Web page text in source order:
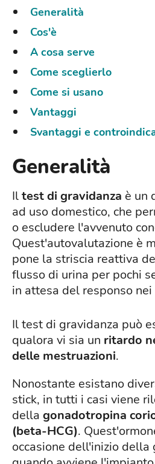
Generalità
Cos'è
A cosa serve
Come sceglierlo
Come si usano
Vantaggi
Svantaggi e
Generalità
Iltest di gravidanza è un
ad uso domestico, che
o escludere l'avvenuto
Quest'autovalutazione è
pone la striscia reattiva
flusso di urina per pochi
in attesa del responso
Il test di gravidanza può
qualora vi sia un ritardo
delle mestruazioni.
Nonostante esistano
stick, in tutti i casi viene
della gonadotropina
(beta-HCG).
occasione dell'inizio della